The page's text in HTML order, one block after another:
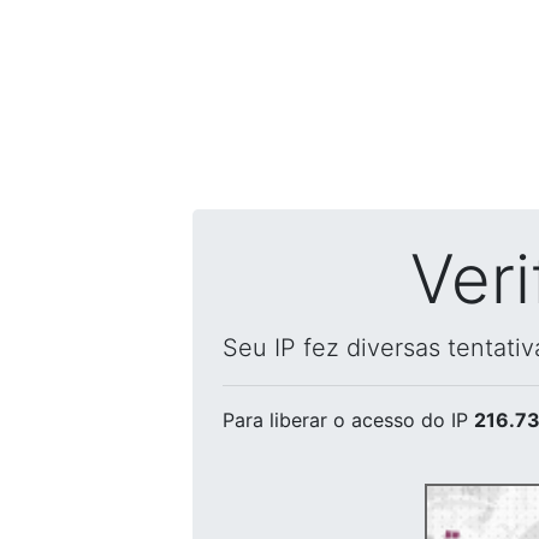
Seu IP fez diversas
Para liberar o acesso do IP